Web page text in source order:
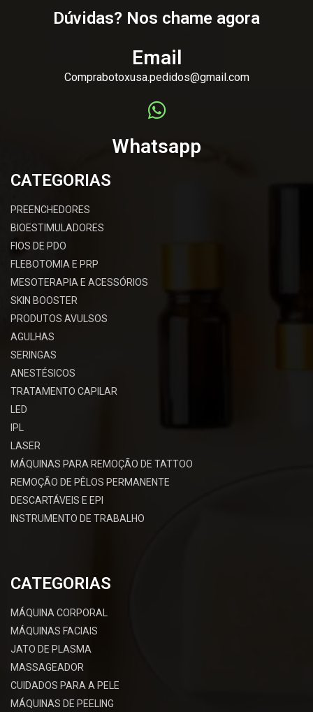
Dúvidas? Nos chame agora
Email
Comprabotoxusa.pedidos@gmail.com
Whatsapp
CATEGORIAS
PREENCHEDORES
BIOESTIMULADORES
FIOS DE PDO
FLEBOTOMIA E PRP
MESOTERAPIA E ACESSÓRIOS
SKIN BOOSTER
PRODUTOS AVULSOS
AGULHAS
SERINGAS
ANESTÉSICOS
TRATAMENTO CAPILAR
LED
IPL
LASER
MÁQUINAS PARA REMOÇÃO DE TATTOO
REMOÇÃO DE PÊLOS PERMANENTE
DESCARTÁVEIS E EPI
INSTRUMENTO DE TRABALHO
CATEGORIAS
MÁQUINA CORPORAL
MÁQUINAS FACIAIS
JATO DE PLASMA
MASSAGEADOR
CUIDADOS PARA A PELE
MÁQUINAS DE PEELING